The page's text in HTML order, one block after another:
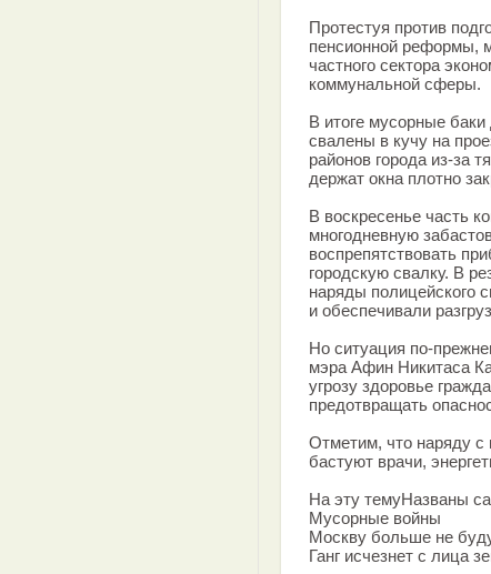
Протестуя против
пенсионной реформы,
частного сектора
коммунальной сферы.
В итоге мусорные
свалены в кучу на
районов города из-за
держат окна плотно
В воскресенье часть
многодневную
воспрепятствовать
городскую свалку. В
наряды полицейского
и обеспечивали
Но ситуация по-
мэра Афин Никитаса
угрозу здоровье
предотвращать
Отметим, что наряду
бастуют врачи,
На эту темуНазваны
Мусорные войны
Москву больше не
Ганг исчезнет с лица